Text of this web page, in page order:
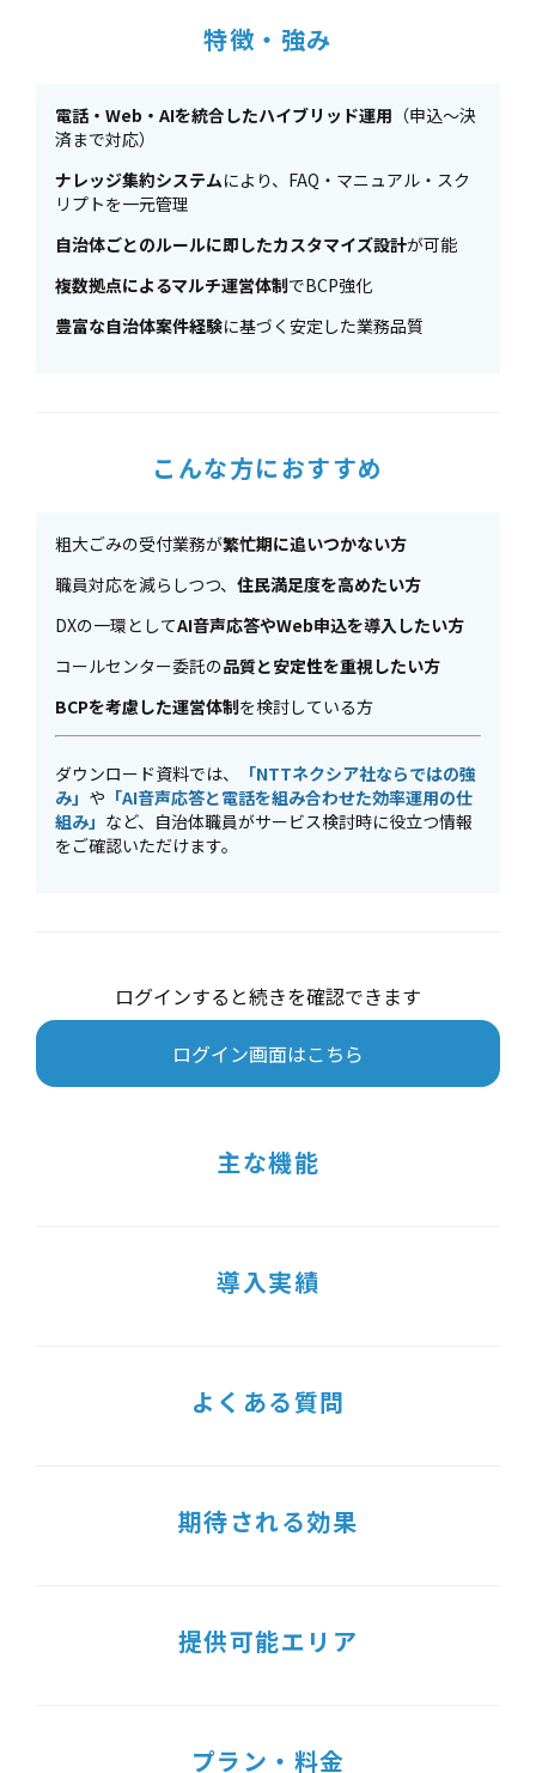
特徴・強み
電話・Web・AIを統合したハイブリッド運用 （申込～決
済まで対応）
ナレッジ集約システムにより、FAQ・マニュアル・スク
リプトを一元管理
自治体ごとのルールに即したカスタマイズ設計が可能
複数拠点によるマルチ運営体制でBCP強化
豊富な自治体案件経験に基づく安定した業務品質
こんな方におすすめ
粗大ごみの受付業務が繁忙期に追いつかない方
職員対応を減らしつつ、 住民満足度を高めたい方
DXの一環としてAI音声応答やWeb申込を導入したい方
コールセンター委託の品質と安定性を重視したい方
BCPを考慮した運営体制を検討している方
ダウンロード資料では、
「NTTネクシア社ならではの強
み」 や 「AI音声応答と電話を組み合わせた効率運用の仕
組み」 など、自治体職員がサービス検討時に役立つ情報
をご確認いただけます。
ログインすると続きを確認できます
ログイン画面はこちら
主な機能
導入実績
よくある質問
期待される効果
提供可能エリア
プラン・料金